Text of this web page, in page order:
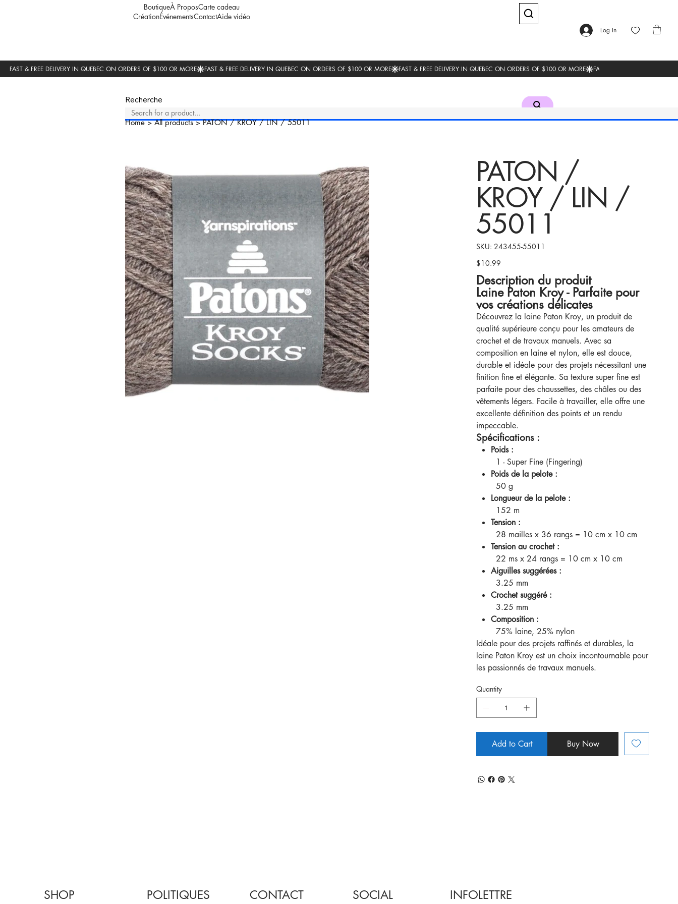
BoutiqueÀ ProposCarte cadeau
CréationÉvénementsContactAide vidéo
Log In
Recherche
Home>All products>PATON / KROY / LIN / 55011
PATON /
KROY / LIN /
55011
SKU: SKU
243455-
243455-55011
Price
$10.99
Description du produit
Laine Paton Kroy - Parfaite pour
vos créations délicates
Découvrez la laine Paton Kroy, un produit de
qualité supérieure conçu pour les amateurs de
crochet et de travaux manuels. Avec sa
composition en laine et nylon, elle est douce,
durable et idéale pour des projets nécessitant une
finition fine et élégante. Sa texture super fine est
parfaite pour des chaussettes, des châles ou des
vêtements légers. Facile à travailler, elle offre une
excellente définition des points et un rendu
impeccable.
Spécifications :
Poids :
1 - Super Fine (Fingering)
Poids de la pelote :
50 g
Longueur de la pelote :
152 m
Tension :
28 mailles x 36 rangs = 10 cm x 10 cm
Tension au crochet :
22 ms x 24 rangs = 10 cm x 10 cm
Aiguilles suggérées :
3.25 mm
Crochet suggéré :
3.25 mm
Composition :
75% laine, 25% nylon
Idéale pour des projets raffinés et durables, la
laine Paton Kroy est un choix incontournable pour
les passionnés de travaux manuels.
Quantity
Add to Cart Buy Now
SHOP POLITIQUES CONTACT SOCIAL INFOLETTRE